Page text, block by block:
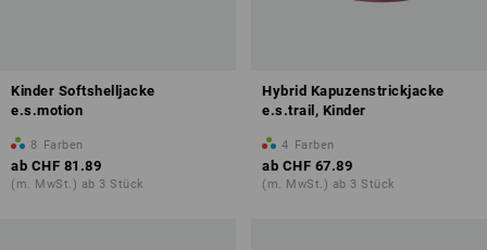
Kinder Softshelljacke
e.s.motion
8 Farben
ab CHF 81.89
(m. MwSt.) ab 3 Stück
Hybrid Kapuzenstrickjacke
e.s.trail, Kinder
4 Farben
ab CHF 67.89
(m. MwSt.) ab 3 Stück